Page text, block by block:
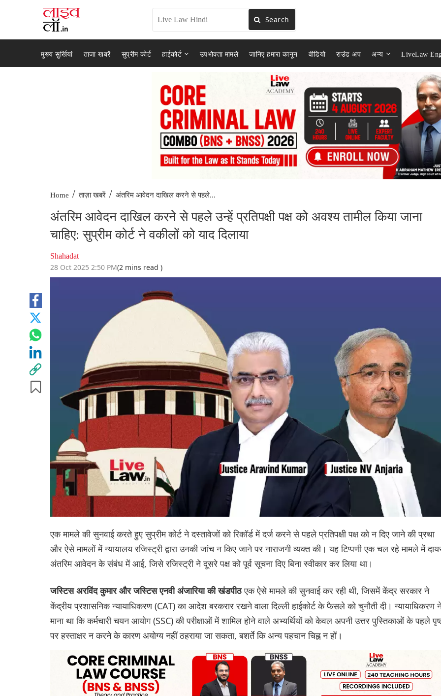
Search
मुख्य सुर्खियां ताजा खबरें सुप्रीम कोर्ट हाईकोर्ट उपभोक्ता मामले जानिए हमारा कानून वीडियो राउंड अप अन्य LiveLaw
Home / ताज़ा खबरें / अंतरिम आवेदन दाखिल करने से पहले...
अंतरिम आवेदन दाखिल करने से पहले उन्हें प्रतिपक्षी पक्ष को अवश्य तामील किया जाना
चाहिए: सुप्रीम कोर्ट ने वकीलों को याद दिलाया
Shahadat
28 Oct 2025 2:50 PM(2 mins read )
एक मामले की सुनवाई करते हुए सुप्रीम कोर्ट ने दस्तावेजों को रिकॉर्ड में दर्ज करने से पहले प्रतिपक्षी पक्ष को न दिए जाने की प्रथा
और ऐसे मामलों में न्यायालय रजिस्ट्री द्वारा उनकी जांच न किए जाने पर नाराजगी व्यक्त की। यह टिप्पणी एक चल रहे मामले में
अंतरिम आवेदन के संबंध में आई, जिसे रजिस्ट्री ने दूसरे पक्ष को पूर्व सूचना दिए बिना स्वीकार कर लिया था।
जस्टिस अरविंद कुमार और जस्टिस एनवी अंजारिया की खंडपीठएक ऐसे मामले की सुनवाई कर रही थी, जिसमें केंद्र सरकार ने
केंद्रीय प्रशासनिक न्यायाधिकरण (CAT) का आदेश बरकरार रखने वाला दिल्ली हाईकोर्ट के फैसले को चुनौती दी। न्यायाधिकरण
माना था कि कर्मचारी चयन आयोग (SSC) की परीक्षाओं में शामिल होने वाले अभ्यर्थियों को केवल अपनी उत्तर पुस्तिकाओं के पहले
पर हस्ताक्षर न करने के कारण अयोग्य नहीं ठहराया जा सकता, बशर्ते कि अन्य पहचान चिह्न न हों।